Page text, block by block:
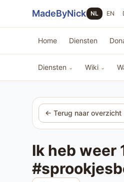
MadeByNick NL EN
Home Diensten
Diensten ⌄ Wiki ⌄
← Terug naar overzicht
Ik heb